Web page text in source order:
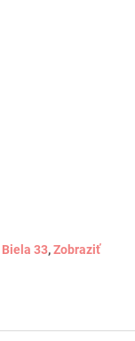
Biela 33,Zobraziť